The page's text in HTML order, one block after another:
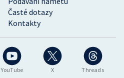
YouTube X Threads
Časté dotazy
Kontakty